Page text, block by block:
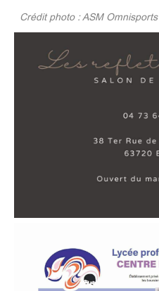
Crédit photo : ASM Omnisports